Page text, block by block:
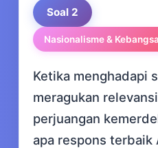
Soal 2
Nasionalisme &
Ketika menghadapi
meragukan
perjuangan
apa respons terbaik